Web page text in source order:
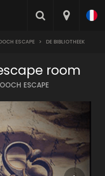
ESCAPE > DE BIBLIOTHEEK
room
ESCAPE